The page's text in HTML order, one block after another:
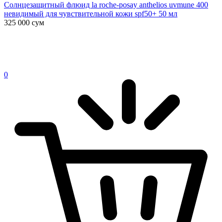
Солнцезащитный флюид la roche-posay anthelios uvmune 400
невидимый для чувствительной кожи spf50+ 50 мл
325 000 сум
0